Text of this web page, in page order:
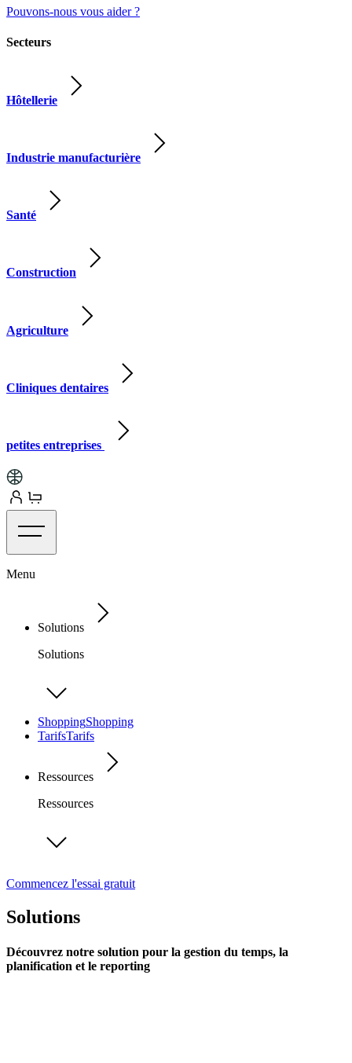
Pouvons-nous vous aider ?
Secteurs
Hôtellerie
Industrie manufacturière
Santé
Construction
Agriculture
Cliniques dentaires
petites entreprises
Menu
Solutions
Solutions
ShoppingShopping
TarifsTarifs
Ressources
Ressources
Commencez l'essai gratuit
Solutions
Découvrez notre solution pour la gestion du temps, la
planification et le reporting